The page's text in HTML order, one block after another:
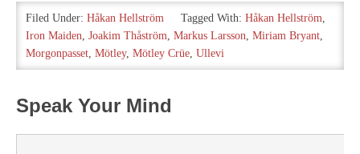
…
Filed Under: Håkan Hellström Tagged With: Håkan Hellström,
Iron Maiden, Joakim Thåström, Markus Larsson, Miriam Bryant,
Morgonpasset, Mötley, Mötley Crüe, Ullevi
Speak Your Mind